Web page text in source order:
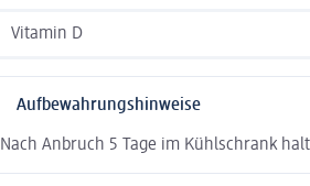
Vitamin D
Aufbewahrungshinweise
Nach Anbruch 5 Tage im Kühlschrank